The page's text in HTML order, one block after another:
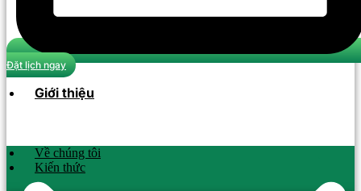
Đặt lịch ngay
Giới thiệu
Về chúng tôi
Kiến thức